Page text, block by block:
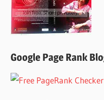
Google Page Rank